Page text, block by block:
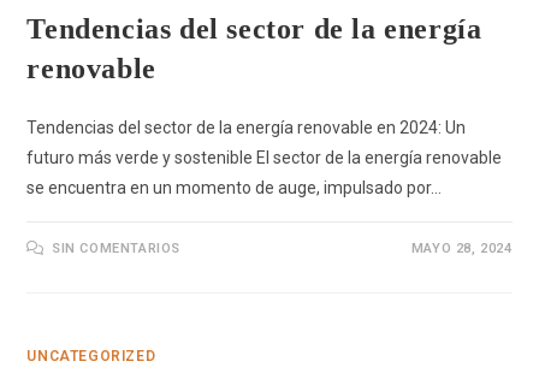
Tendencias del sector de la energía
renovable
Tendencias del sector de la energía renovable en 2024: Un
futuro más verde y sostenible El sector de la energía renovable
se encuentra en un momento de auge, impulsado por…
SIN COMENTARIOS MAYO 28, 2024
UNCATEGORIZED